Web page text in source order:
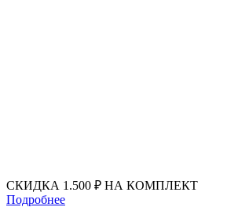
СКИДКА 1.500 ₽ НА КОМПЛЕКТ
Подробнее